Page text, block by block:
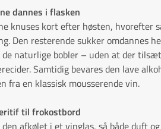
dannes i flasken
knuses kort efter høsten, hvorefter
Den resterende sukker omdannes
de naturlige bobler – uden at der
Samtidig bevares den lave
fra en klassisk mousserende vin.
til frokostbord
afkølet i et vinglas, så både duft